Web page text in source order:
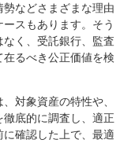
などさまざまな理由
スもあります。そう
く、受託銀行、監査
るべき公正価値を検
対象資産の特性や、
底的に調査し、適正
確認した上で、最適